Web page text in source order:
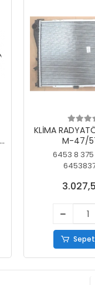
KLİMA
M-47/
6453 8 375